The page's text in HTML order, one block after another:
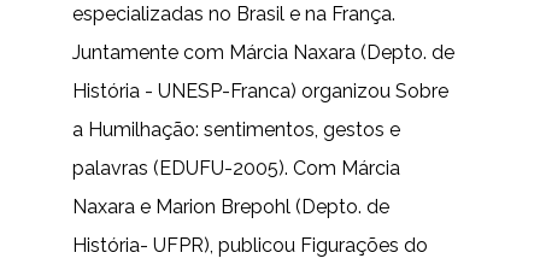
especializadas no Brasil e na França.
Juntamente com Márcia Naxara (Depto. de
História - UNESP-Franca) organizou Sobre
a Humilhação: sentimentos, gestos e
palavras (EDUFU-2005). Com Márcia
Naxara e Marion Brepohl (Depto. de
História- UFPR), publicou Figurações do